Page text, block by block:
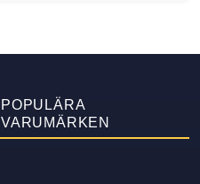
POPULÄRA
VARUMÄRKEN